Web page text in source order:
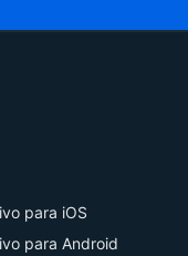
para iOS
para Android